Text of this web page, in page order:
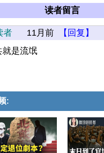
读者留言
者 11月前
【回复】
就是流氓
: